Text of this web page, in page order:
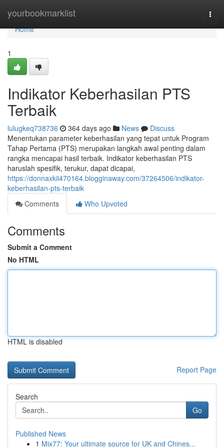
yourbookmarklist
Home
Home
1
Indikator Keberhasilan PTS
Terbaik
lulugkeq738736 364 days ago News
Discuss
Menentukan parameter keberhasilan yang tepat untuk Program
Tahap Pertama (PTS) merupakan langkah awal penting dalam
rangka mencapai hasil terbaik. Indikator keberhasilan PTS
haruslah spesifik, terukur, dapat dicapai,
https://donnaxkii470164.blogginaway.com/37264506/indikator-
keberhasilan-pts-terbaik
Comments
Who Upvoted
Comments
Submit a Comment
No HTML
HTML is disabled
Report Page
Search
Go
Published News
1 Mix77: Your ultimate source for UK and Chines...